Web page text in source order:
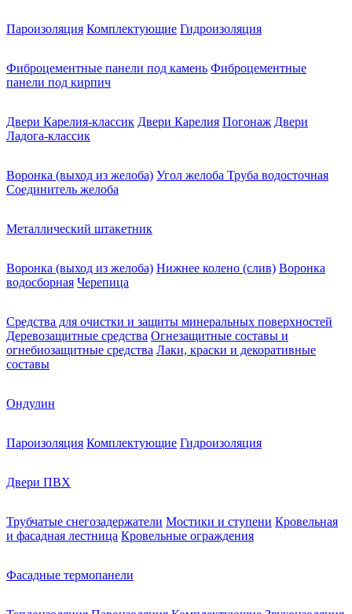
Пароизоляция Комплектующие Гидроизоляция
Фиброцементные панели под камень Фиброцементные
панели под кирпич
Двери Карелия-классик Двери Карелия Погонаж Двери
Ладога-классик
Воронка (выход из желоба) Угол желоба Труба водосточная
Соединитель желоба
Металлический штакетник
Воронка (выход из желоба) Нижнее колено (слив) Воронка
водосборная Черепица
Средства для очистки и защиты минеральных поверхностей
Деревозащитные средства Огнезащитные составы и
огнебиозащитные средства Лаки, краски и декоративные
составы
Ондулин
Пароизоляция Комплектующие Гидроизоляция
Двери ПВХ
Трубчатые снегозадержатели Мостики и ступени Кровельная
и фасадная лестница Кровельные ограждения
Фасадные термопанели